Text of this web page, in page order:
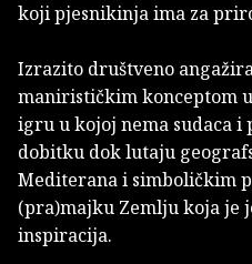
koji pjesnikinja ima za
Izrazito društveno
manirističkim konceptom
igru u kojoj nema sudaca i
dobitku dok lutaju
Mediterana i simboličkim
(pra)majku Zemlju koja je
inspiracija.